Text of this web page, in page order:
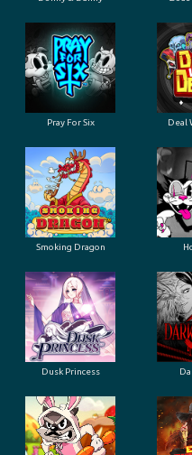
Pray For Six Deal
Smoking Dragon
Dusk Princess